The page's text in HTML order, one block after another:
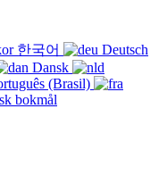
한국어
Deutsch
Dansk
(Brasil)
bokmål